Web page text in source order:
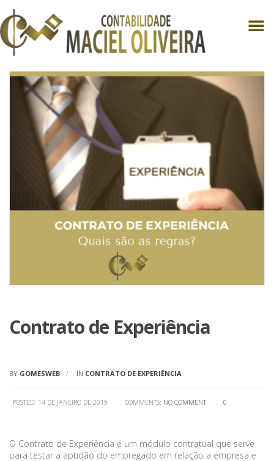
Contrato de Experiência
BY GOMESWEB IN CONTRATO DE EXPERIÊNCIA
POSTED: 14 DE JANEIRO DE 2019 COMMENTS: NO COMMENT 0
O Contrato de Experiência é um módulo contratual que serve
para testar a aptidão do empregado em relação a empresa e